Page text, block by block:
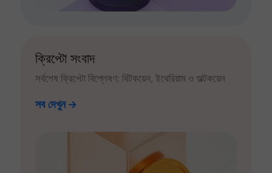
ক্রিপ্টো সংবাদ
সর্বশেষ ক্রিপ্টো বিশ্লেষণ: বিটকয়েন, ইথেরিয়াম ও অল্টকয়েন
সব দেখুন